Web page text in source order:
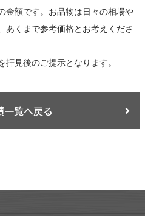
金額です。お品物は日々の相場や
あくまで参考価格とお考えくださ
見後のご提示となります。
一覧へ戻る